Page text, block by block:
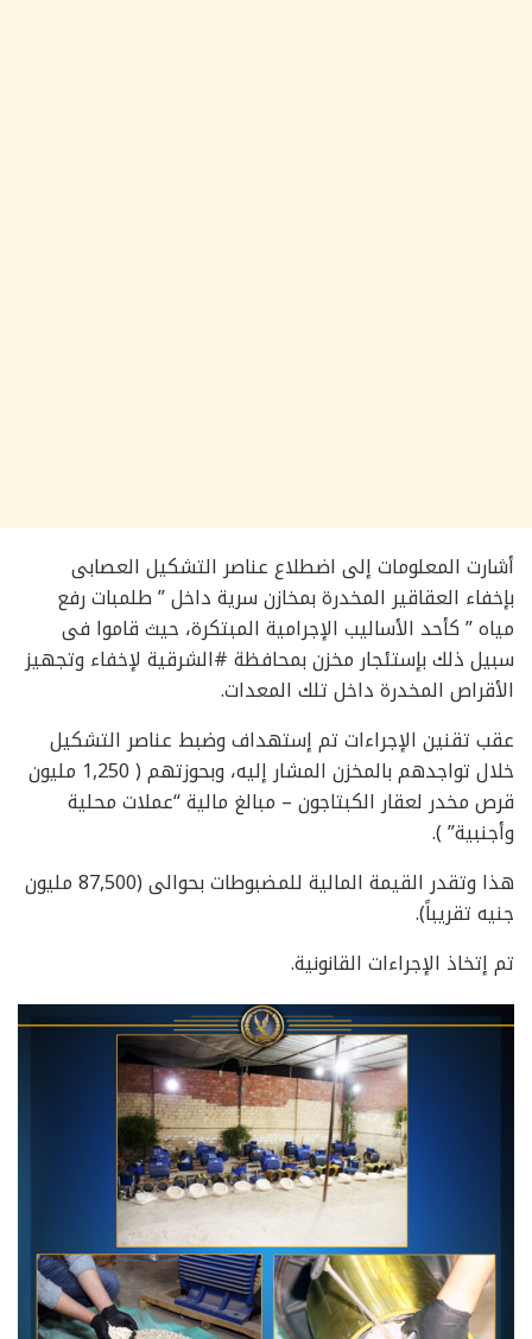
أشارت المعلومات إلى اضطلاع عناصر التشكيل العصابى
بإخفاء العقاقير المخدرة بمخازن سرية داخل ” طلمبات رفع
مياه ” كأحد الأساليب الإجرامية المبتكرة، حيث قاموا فى
سبيل ذلك بإستئجار مخزن بمحافظة #الشرقية لإخفاء وتجهيز
الأقراص المخدرة داخل تلك المعدات.
عقب تقنين الإجراءات تم إستهداف وضبط عناصر التشكيل
خلال تواجدهم بالمخزن المشار إليه، وبحوزتهم ( 1,250 مليون
قرص مخدر لعقار الكبتاجون – مبالغ مالية “عملات محلية
وأجنبية” ).
هذا وتقدر القيمة المالية للمضبوطات بحوالى (87,500 مليون
جنيه تقريباً).
تم إتخاذ الإجراءات القانونية.